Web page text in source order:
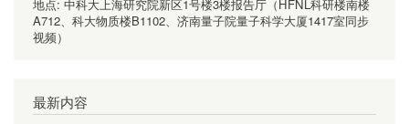
地点: 中科大上海研究院新区1号楼3楼报告厅（HFNL科研楼南楼
A712、科大物质楼B1102、济南量子院量子科学大厦1417室同步
视频）
最新内容